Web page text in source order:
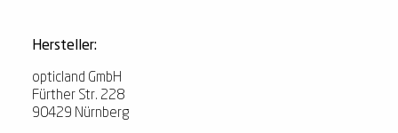
Hersteller:
opticland GmbH
Fürther Str. 228
90429 Nürnberg